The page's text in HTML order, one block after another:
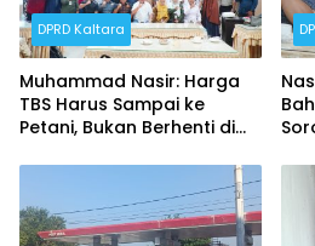
DPRD Kaltara
Muhammad Nasir: Harga
TBS Harus Sampai ke
Petani, Bukan Berhenti di